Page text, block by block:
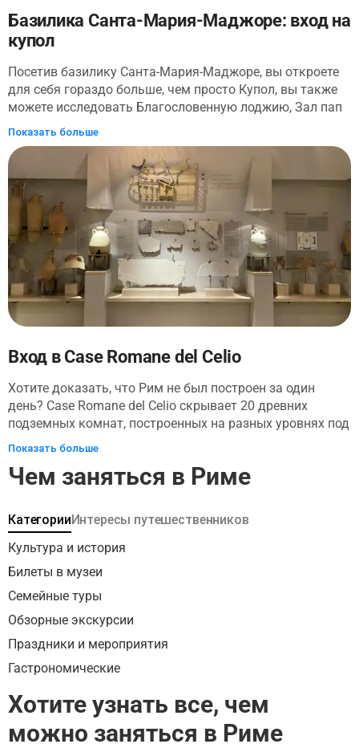
Базилика Санта-Мария-Маджоре: вход на
купол
Посетив базилику Санта-Мария-Маджоре, вы откроете
для себя гораздо больше, чем просто Купол, вы также
можете исследовать Благословенную лоджию, Зал пап
и лестницу Джана Лоренцо Бернини. Полюбуйтесь
сложными мозаиками, многовековыми фресками и
архитектурной красотой одной из главных базилик
Рима. Не пропустите склеп Рождества Христова и
реликвию святой ясли, которая, как полагают, является
частью яслей, где был положен Иисус.
Показать больше
Вход в Case Romane del Celio
Хотите доказать, что Рим не был построен за один
день? Case Romane del Celio скрывает 20 древних
подземных комнат, построенных на разных уровнях под
базиликой Santi Giovanni e Paolo. Среди основных
разных периодов, домус (дом), который был
многоквартирный дом. Эти археологические чудеса
датируются между вторым и четвертым веком нашей
эры. Видите ли, это заняло гораздо больше времени,
чем день!
Показать больше
Чем заняться в Риме
КатегорииИнтересы путешественников
Культура и история
Билеты в музеи
Семейные туры
Обзорные экскурсии
Праздники и мероприятия
Гастрономические
Хотите узнать все, чем
можно заняться в Риме